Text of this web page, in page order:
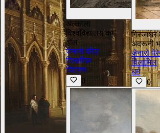
अल्काला
विश्वविद्यालय का
हॉल
जेनारो पेरेज़
विलामिल
चित्रण
0
अंदरूनी
जेनारो
विलामिल
धर्म
0